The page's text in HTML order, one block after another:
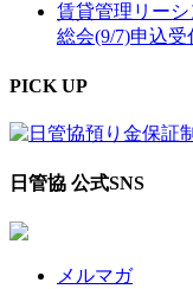
賃貸管理リー
総会(9/7)申込受
PICK UP
日管協 公式SNS
メルマガ